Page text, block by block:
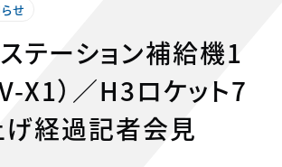
せ
テーション補給機1
X1）／H3ロケット7
経過記者会見